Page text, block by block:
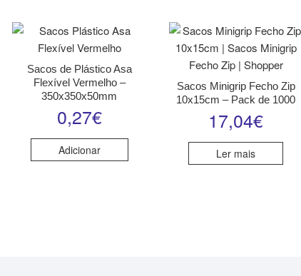
Sacos de Plástico Asa
Flexível Vermelho –
350x350x50mm
0,27€
Adicionar
Sacos Minigrip Fecho Zip
10x15cm – Pack de 1000
17,04€
Ler mais